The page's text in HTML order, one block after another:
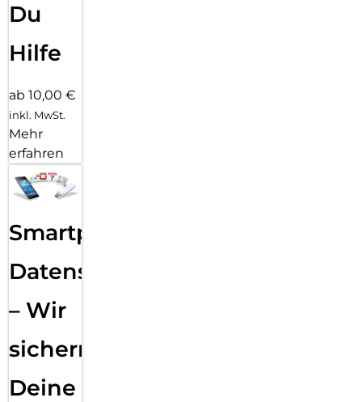
Du
Hilfe
ab 10,00 €
inkl. MwSt.
Mehr
erfahren
Smartphone
Datensicherung
– Wir
sichern
Deine